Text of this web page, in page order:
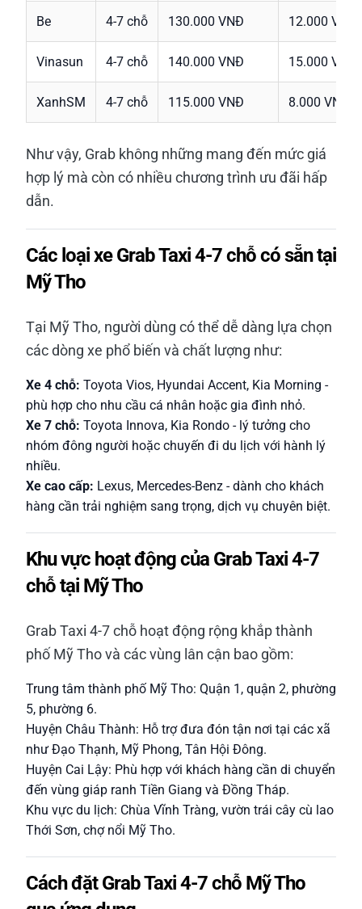
Be 4-7 chỗ 130.000 VNĐ 12.000 VNĐ
Vinasun 4-7 chỗ 140.000 VNĐ 15.000 VNĐ
XanhSM 4-7 chỗ 115.000 VNĐ 8.000 VNĐ
Như vậy, Grab không những mang đến mức giá
hợp lý mà còn có nhiều chương trình ưu đãi hấp
dẫn.
Các loại xe Grab Taxi 4-7 chỗ có sẵn tại
Mỹ Tho
Tại Mỹ Tho, người dùng có thể dễ dàng lựa chọn
các dòng xe phổ biến và chất lượng như:
Xe 4 chỗ: Toyota Vios, Hyundai Accent, Kia Morning -
phù hợp cho nhu cầu cá nhân hoặc gia đình nhỏ.
Xe 7 chỗ: Toyota Innova, Kia Rondo - lý tưởng cho
nhóm đông người hoặc chuyến đi du lịch với hành lý
nhiều.
Xe cao cấp: Lexus, Mercedes-Benz - dành cho khách
hàng cần trải nghiệm sang trọng, dịch vụ chuyên biệt.
Khu vực hoạt động của Grab Taxi 4-7
chỗ tại Mỹ Tho
Grab Taxi 4-7 chỗ hoạt động rộng khắp thành
phố Mỹ Tho và các vùng lân cận bao gồm:
Trung tâm thành phố Mỹ Tho: Quận 1, quận 2, phường
5, phường 6.
Huyện Châu Thành: Hỗ trợ đưa đón tận nơi tại các xã
như Đạo Thạnh, Mỹ Phong, Tân Hội Đông.
Huyện Cai Lậy: Phù hợp với khách hàng cần di chuyển
đến vùng giáp ranh Tiền Giang và Đồng Tháp.
Khu vực du lịch: Chùa Vĩnh Tràng, vườn trái cây cù lao
Thới Sơn, chợ nổi Mỹ Tho.
Cách đặt Grab Taxi 4-7 chỗ Mỹ Tho